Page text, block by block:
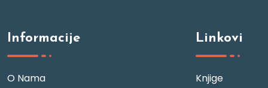
Informacije
O Nama
Linkovi
Knjige